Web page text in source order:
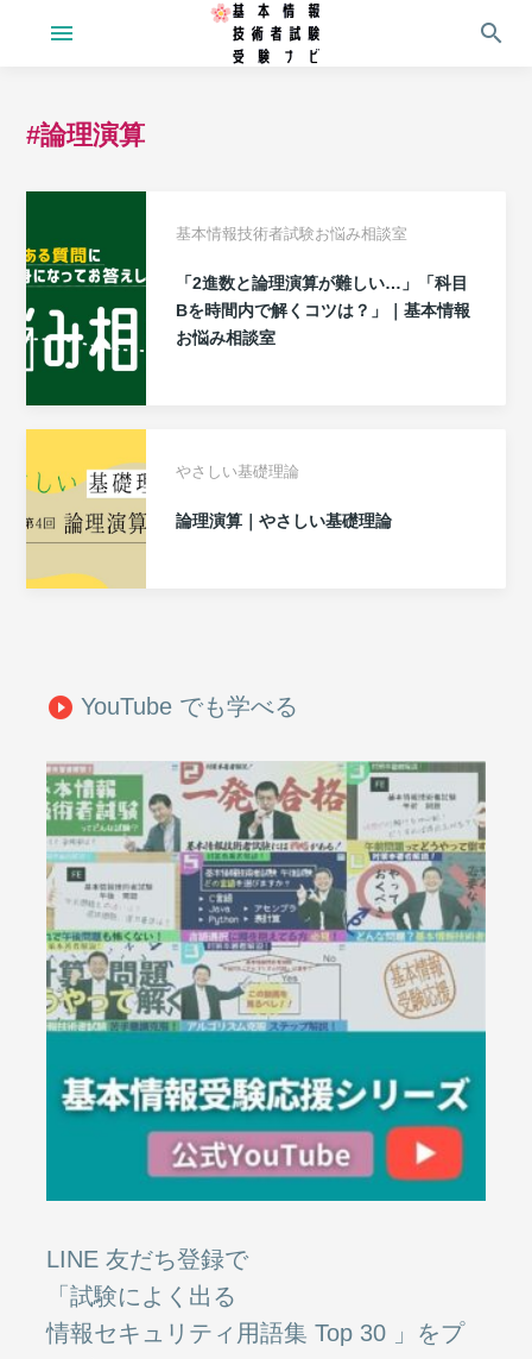
menu search
#論理演算
基本情報技術者試験お悩み相談室
「2進数と論理演算が難しい…」「科目
Bを時間内で解くコツは？」｜基本情報
お悩み相談室
やさしい基礎理論
論理演算｜やさしい基礎理論
play_circle_filled YouTube でも学べる
LINE 友だち登録で
「試験によく出る
情報セキュリティ用語集 Top 30 」をプ